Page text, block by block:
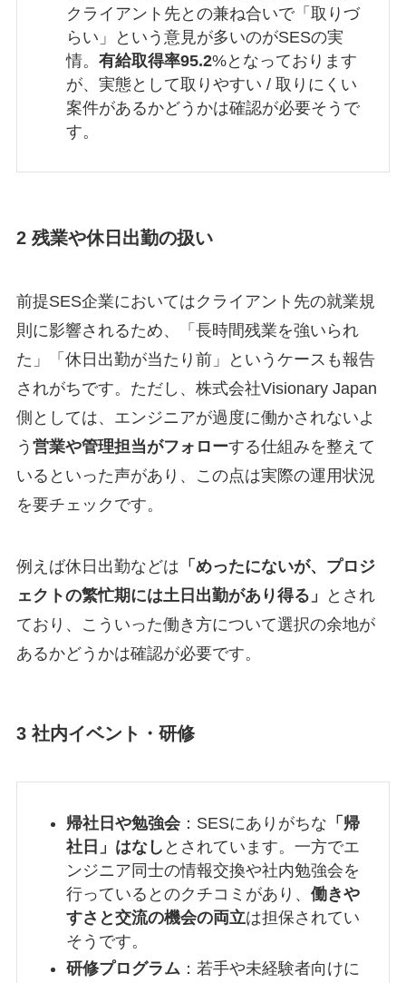
クライアント先との兼ね合いで「取りづ
らい」という意見が多いのがSESの実
情。 有給取得率95.2%となっております
が、実態として取りやすい / 取りにくい
案件があるかどうかは確認が必要そうで
す。
2 残業や休日出勤の扱い
前提SES企業においてはクライアント先の就業規
則に影響されるため、「長時間残業を強いられ
た」「休日出勤が当たり前」というケースも報告
されがちです。ただし、株式会社Visionary Japan
側としては、エンジニアが過度に働かされないよ
う 営業や管理担当がフォローする仕組みを整えて
いるといった声があり、この点は実際の運用状況
を要チェックです。
例えば休日出勤などは 「めったにないが、プロジ
ェクトの繁忙期には土日出勤があり得る」
とされ
ており、こういった働き方について選択の余地が
あるかどうかは確認が必要です。
3 社内イベント・研修
帰社日や勉強会：SESにありがちな 「帰
社日」はなし とされています。一方でエ
ンジニア同士の情報交換や社内勉強会を
行っているとのクチコミがあり、 働きや
すさと交流の機会の両立は担保されてい
そうです。
研修プログラム：若手や未経験者向けに